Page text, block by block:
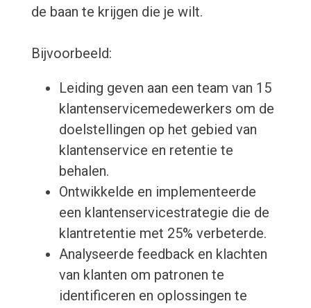
de baan te krijgen die je wilt.
Bijvoorbeeld:
Leiding geven aan een team van 15
klantenservicemedewerkers om de
doelstellingen op het gebied van
klantenservice en retentie te
behalen.
Ontwikkelde en implementeerde
een klantenservicestrategie die de
klantretentie met 25% verbeterde.
Analyseerde feedback en klachten
van klanten om patronen te
identificeren en oplossingen te